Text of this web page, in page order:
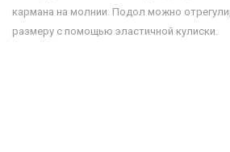
кармана на молнии. Подол можно
размеру с помощью эластичной кулиски.